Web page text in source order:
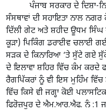
ਪੰਜਾਬ ਸਰਕਾਰ ਦੇ ਦਿਸ਼ਾ-
ਸੰਸਥਾਵਾਂ ਦੀ ਸਹਾਇਤਾ ਨਾਲ
ਦਿੱਲੀ ਗੇਟ ਅਤੇ ਸ਼ਹੀਦ ਊਧਮ ਸਿੰਘ
ਕੂੜਾ) ਪਿਕਿੰਗ ਡਰਾਈਵ ਚਲਾਈ
ਸੜਕ ਦੇ ਕਿਨਾਰਿਆ ‘ਤੇ ਸੁੱਟੇ ਗਏ
ਦੇ ਇਲਾਵਾ ਸ਼ਹਿਰ ਵਿੱਚ ਕੰਮ
ਰੈਗਪਿੱਕਰਾਂ ਨੂੰ ਵੀ ਇਸ ਮੁਹਿੰਮ
ਵਿੱਚ ਕਿਸੇ ਵੀ ਜਗ੍ਹਾ ਕੋਈ
ਫਿਰੋਜ਼ਪੁਰ ਦੇ ਐਮ.ਆਰ.ਐਫ. ਨੰ :1